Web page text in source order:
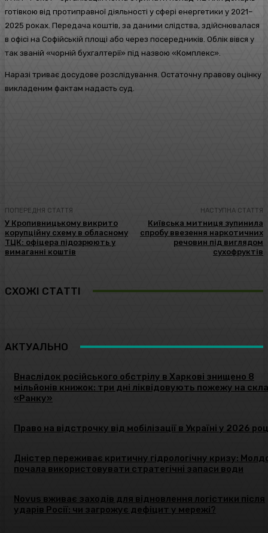
готівкою від протиправної діяльності у сфері енергетики у 2021–
2025 роках. Передача коштів, за даними слідства, здійснювалася
в офісі на Софійській площі або через посередників. Облік вівся у
так званій «чорній бухгалтерії» під назвою «Комплекс».
Наразі триває досудове розслідування. Остаточну правову оцінку
викладеним фактам надасть суд.
ПОПЕРЕДНЯ СТАТТЯ
У Кропивницькому викрито
корупційну схему в обласному
ТЦК: офіцера підозрюють у
вимаганні коштів
НАСТУПНА СТАТТЯ
Київська митниця зупинила
спробу ввезення наркотичних
речовин під виглядом
сухофруктів
СХОЖІ СТАТТІ
АКТУАЛЬНО
Внаслідок російського обстрілу в Харкові знищено 8
мільйонів книжок: три дні ліквідовують пожежу на
«Ранку»
Право на відстрочку від мобілізації в Україні у 2026
Дністер переживає критичну гідрологічну кризу:
почала використовувати стратегічні запаси води
Novus вживає заходів для відновлення логістики після
ударів Росії: чи загрожує дефіцит у мережі?